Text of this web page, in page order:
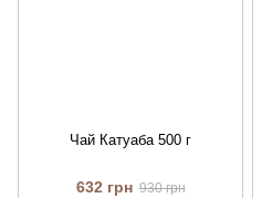
Чай Катуаба 500 г
632 грн 930 грн